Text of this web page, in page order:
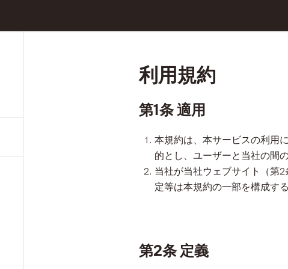
利用規約
第1条 適用
本規約は、本サービスの利用
的とし、ユーザーと当社の間
当社が当社ウェブサイト（第
定等は本規約の一部を構成す
第2条 定義